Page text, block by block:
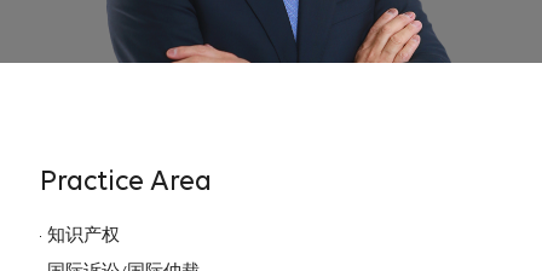
Practice Area
知识产权